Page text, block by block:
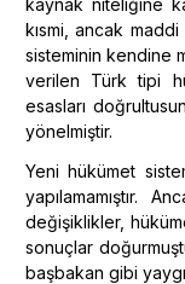
kaynak niteliğine
kısmi, ancak
sisteminin kendine
verilen Türk tipi
esasları
yönelmiştir.
Yeni hükümet
yapılamamıştır.
değişiklikler,
sonuçlar
başbakan gibi